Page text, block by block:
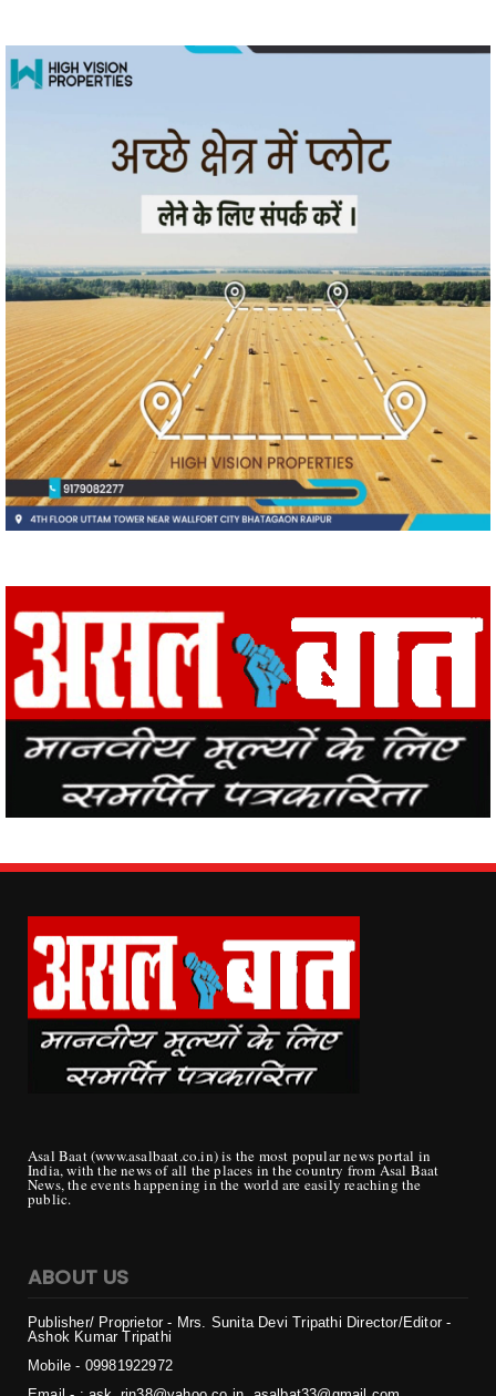
Asal Baat (www.asalbaat.co.in) is the most popular news portal in
India, with the news of all the places in the country from Asal Baat
News, the events happening in the world are easily reaching the
public.
ABOUT US
Publisher/ Proprietor - Mrs. Sunita Devi Tripathi Director/Editor -
Ashok Kumar Tripathi
Mobile - 09981922972